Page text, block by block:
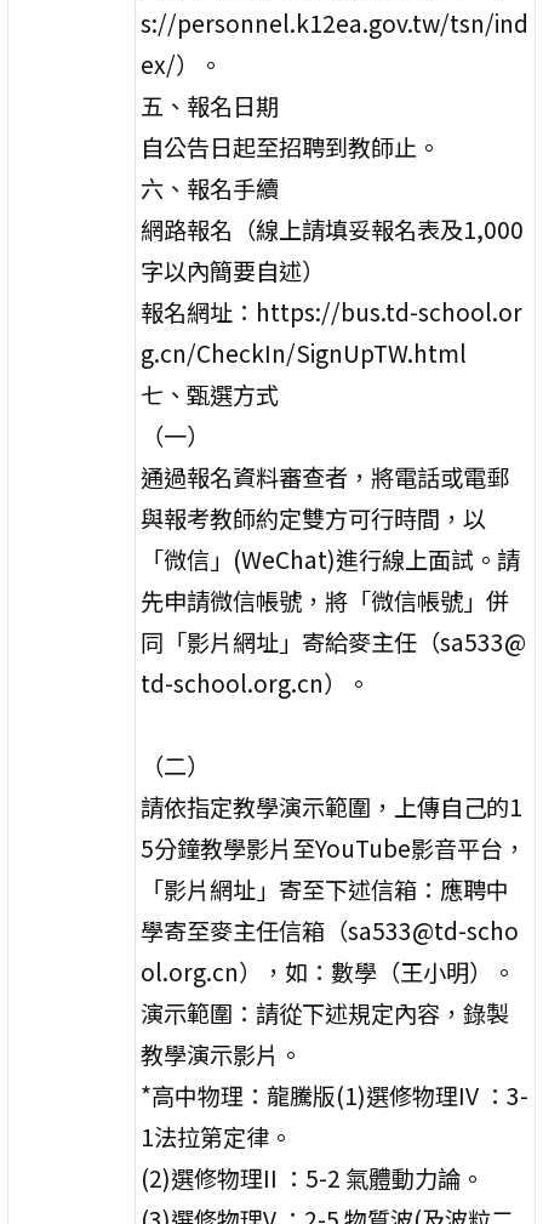
s://personnel.k12ea.gov.tw/tsn/ind
ex/）。
五、報名日期
自公告日起至招聘到教師止。
六、報名手續
網路報名（線上請填妥報名表及1,000
字以內簡要自述）
報名網址：https://bus.td-school.or
g.cn/CheckIn/SignUpTW.html
七、甄選方式
（一）
通過報名資料審查者，將電話或電郵
與報考教師約定雙方可行時間，以
「微信」(WeChat)進行線上面試。請
先申請微信帳號，將「微信帳號」併
同「影片網址」寄給麥主任（sa533@
td-school.org.cn）。
（二）
請依指定教學演示範圍，上傳自己的1
5分鐘教學影片至YouTube影音平台，
「影片網址」寄至下述信箱：應聘中
學寄至麥主任信箱（sa533@td-scho
ol.org.cn），如：數學（王小明）。
演示範圍：請從下述規定內容，錄製
教學演示影片。
*高中物理：龍騰版(1)選修物理IV ：3-
1法拉第定律。
(2)選修物理II ：5-2 氣體動力論。